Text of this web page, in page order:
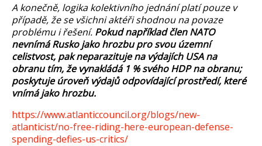
A konečně, logika kolektivního jednání platí pouze v
případě, že se všichni aktéři shodnou na povaze
problému i řešení. Pokud například člen NATO
nevnímá Rusko jako hrozbu pro svou územní
celistvost, pak neparazituje na výdajích USA na
obranu tím, že vynakládá 1 % svého HDP na obranu;
poskytuje úroveň výdajů odpovídající prostředí, které
vnímá jako hrozbu.
https://www.atlanticcouncil.org/blogs/new-
atlanticist/no-free-riding-here-european-defense-
spending-defies-us-critics/